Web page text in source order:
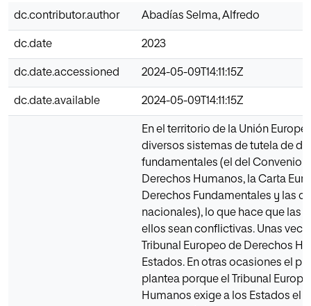
dc.contributor.author Abadías Selma, Alfredo
dc.date 2023
dc.date.accessioned 2024-05-09T14:11:15Z
dc.date.available 2024-05-09T14:11:15Z
En el territorio de la Unión
diversos sistemas de tutela de
fundamentales (el del Convenio
Derechos Humanos, la Carta
Derechos Fundamentales y las
nacionales), lo que hace que las
ellos sean conflictivas. Unas
Tribunal Europeo de Derechos
Estados. En otras ocasiones el
plantea porque el Tribunal
Humanos exige a los Estados el